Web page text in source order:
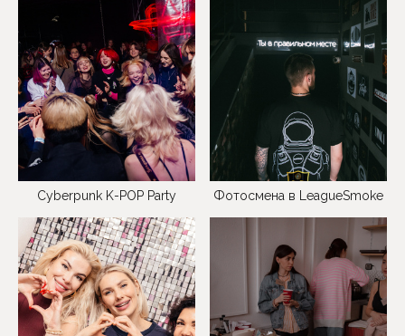
Cyberpunk K-POP Party Фотосмена в LeagueSmoke